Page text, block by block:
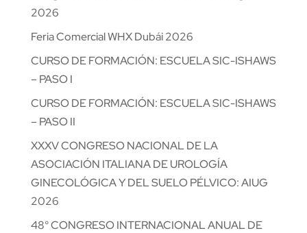
2026
Feria Comercial WHX Dubái 2026
CURSO DE FORMACIÓN: ESCUELA SIC-ISHAWS
– PASO I
CURSO DE FORMACIÓN: ESCUELA SIC-ISHAWS
– PASO II
XXXV CONGRESO NACIONAL DE LA
ASOCIACIÓN ITALIANA DE UROLOGÍA
GINECOLÓGICA Y DEL SUELO PÉLVICO: AIUG
2026
48° CONGRESO INTERNACIONAL ANUAL DE